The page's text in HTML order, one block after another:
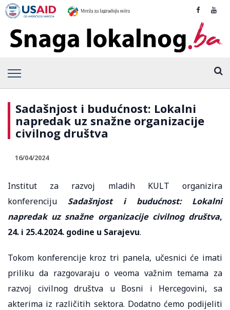
Sadašnjost i budućnost: Lokalni
napredak uz snažne organizacije
civilnog društva
16/04/2024
Institut za razvoj mladih KULT organizira
konferenciju Sadašnjost i budućnost: Lokalni
napredak uz snažne organizacije civilnog društva,
24. i 25.4.2024. godine u Sarajevu.
Tokom konferencije kroz tri panela, učesnici će imati
priliku da razgovaraju o veoma važnim temama za
razvoj civilnog društva u Bosni i Hercegovini, sa
akterima iz različitih sektora. Dodatno ćemo podijeliti